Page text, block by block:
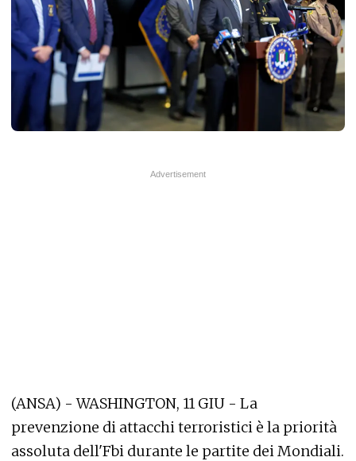
(ANSA) - WASHINGTON, 11 GIU - La
prevenzione di attacchi terroristici è la priorità
assoluta dell'Fbi durante le partite dei Mondiali.